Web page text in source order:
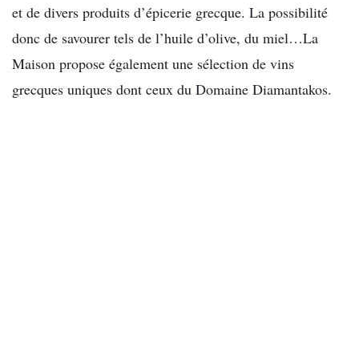
et de divers produits d’épicerie grecque. La possibilité
donc de savourer tels de l’huile d’olive, du miel…La
Maison propose également une sélection de vins
grecques uniques dont ceux du Domaine Diamantakos.